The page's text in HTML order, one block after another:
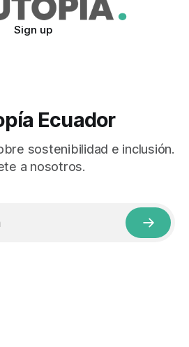
Sign up
Ecuador
sostenibilidad e inclusión.
a nosotros.